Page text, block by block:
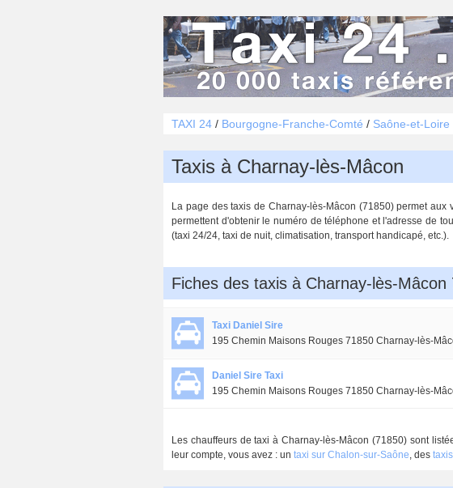
TAXI 24 / Bourgogne-Franche-Comté / Saône-et-Loire
Taxis à Charnay-lès-Mâcon
La page des taxis de Charnay-lès-Mâcon (71850) permet
permettent d'obtenir le numéro de téléphone et l'adresse de
(taxi 24/24, taxi de nuit, climatisation, transport handicapé, etc.).
Fiches des taxis à Charnay-lès-Mâcon
Taxi Daniel Sire
195 Chemin Maisons Rouges 71850 Charnay-lès-
Daniel Sire Taxi
195 Chemin Maisons Rouges 71850 Charnay-lès-
Les chauffeurs de taxi à Charnay-lès-Mâcon (71850) sont
leur compte, vous avez : un taxi sur Chalon-sur-Saône, des